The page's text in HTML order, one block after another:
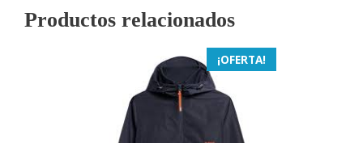
Productos relacionados
¡OFERTA!